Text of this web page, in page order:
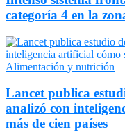
categoría 4 en la
Alimentación y nutrición
Lancet publica
analizó con
más de cien países